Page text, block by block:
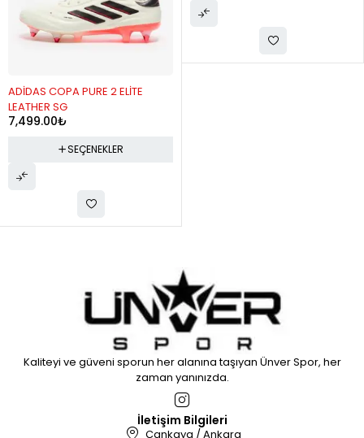
ADİDAS COPA PURE 2 ELİTE
LEATHER SG
7,499.00₺
SEÇENEKLER
Kaliteyi ve güveni sporun her alanına taşıyan Ünver Spor, her
zaman yanınızda.
İletişim Bilgileri
Çankaya / Ankara